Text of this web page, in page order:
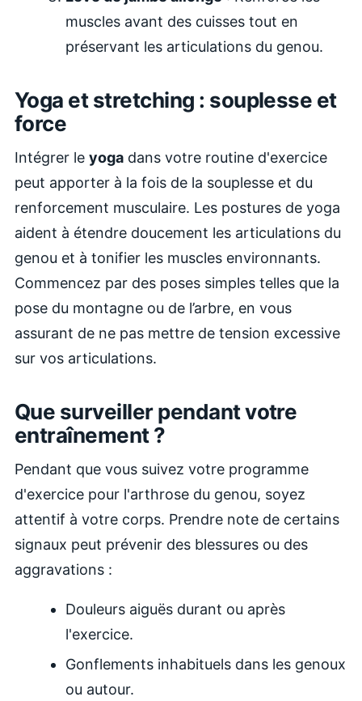
muscles avant des cuisses tout en
préservant les articulations du genou.
Yoga et stretching : souplesse et
force
Intégrer le yoga dans votre routine d'exercice
peut apporter à la fois de la souplesse et du
renforcement musculaire. Les postures de yoga
aident à étendre doucement les articulations du
genou et à tonifier les muscles environnants.
Commencez par des poses simples telles que la
pose du montagne ou de l’arbre, en vous
assurant de ne pas mettre de tension excessive
sur vos articulations.
Que surveiller pendant votre
entraînement ?
Pendant que vous suivez votre programme
d'exercice pour l'arthrose du genou, soyez
attentif à votre corps. Prendre note de certains
signaux peut prévenir des blessures ou des
aggravations :
Douleurs aiguës durant ou après
l'exercice.
Gonflements inhabituels dans les genoux
ou autour.